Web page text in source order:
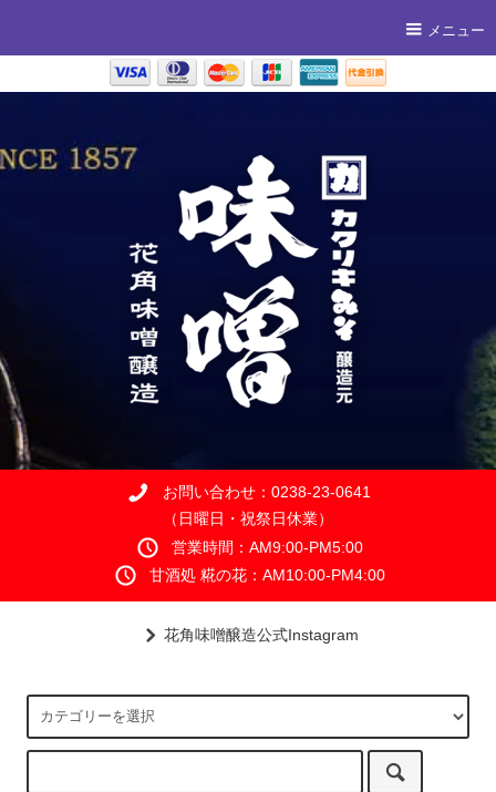
メニュー
お問い合わせ：0238-23-0641
（日曜日・祝祭日休業）
営業時間：AM9:00-PM5:00
甘酒処 糀の花：AM10:00-PM4:00
花角味噌醸造公式Instagram